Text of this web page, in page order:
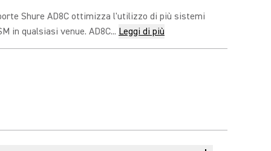
Shure AD8C ottimizza l'utilizzo di più sistemi
in qualsiasi venue. AD8C... Leggi di più